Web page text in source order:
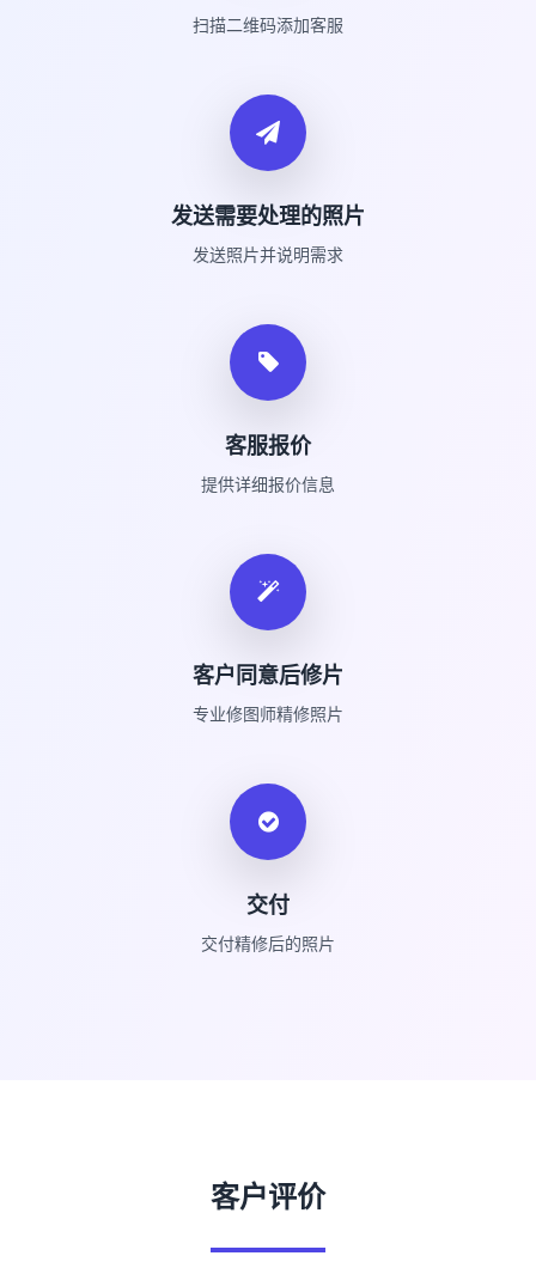
扫描二维码添加客服
发送需要处理的照片
发送照片并说明需求
客服报价
提供详细报价信息
客户同意后修片
专业修图师精修照片
交付
交付精修后的照片
客户评价